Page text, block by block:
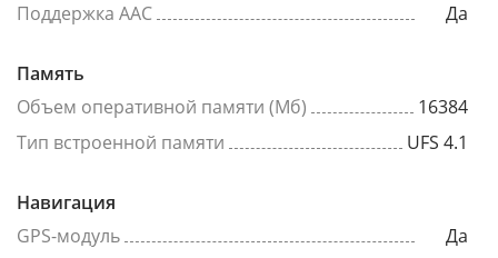
Поддержка AAC
Да
Память
Объем оперативной памяти (Мб)
16384
Тип встроенной памяти
UFS 4.1
Навигация
GPS-модуль
Да